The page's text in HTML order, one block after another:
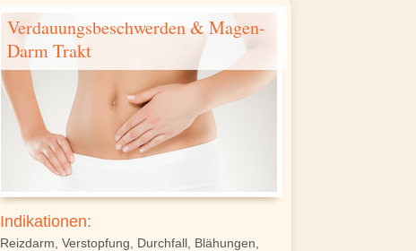
Verdauungsbeschwerden & Magen-
Darm Trakt
Indikationen:
Reizdarm, Verstopfung, Durchfall, Blähungen,